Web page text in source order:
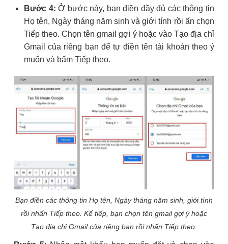
Bước 4: Ở bước này, bạn điền đầy đủ các thông tin
Họ tên, Ngày tháng năm sinh và giới tính rồi ấn chọn
Tiếp theo. Chọn tên gmail gợi ý hoặc vào Tạo địa chỉ
Gmail của riêng bạn để tự điền tên tài khoản theo ý
muốn và bấm Tiếp theo.
Bạn điền các thông tin Họ tên, Ngày tháng năm sinh, giới tính
rồi nhấn Tiếp theo. Kế tiếp, bạn chọn tên gmail gợi ý hoặc
Tạo địa chỉ Gmail của riêng bạn rồi nhấn Tiếp theo.